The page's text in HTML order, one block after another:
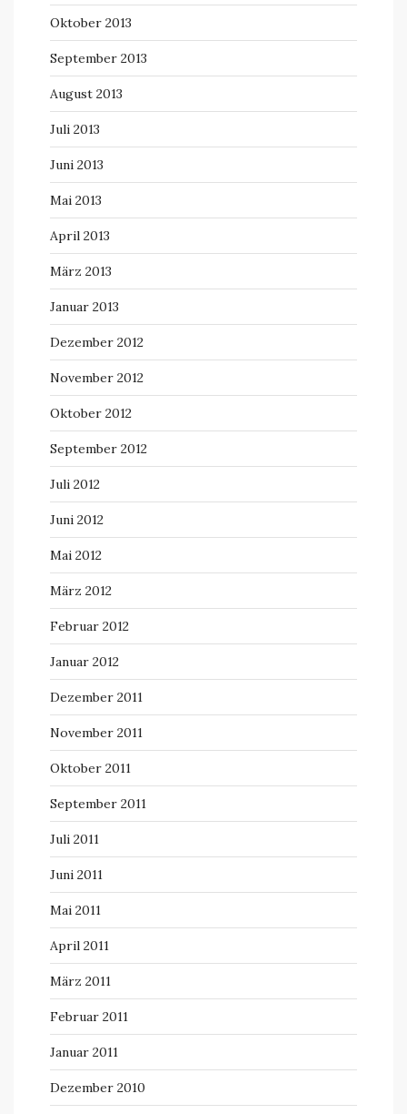
Oktober 2013
September 2013
August 2013
Juli 2013
Juni 2013
Mai 2013
April 2013
März 2013
Januar 2013
Dezember 2012
November 2012
Oktober 2012
September 2012
Juli 2012
Juni 2012
Mai 2012
März 2012
Februar 2012
Januar 2012
Dezember 2011
November 2011
Oktober 2011
September 2011
Juli 2011
Juni 2011
Mai 2011
April 2011
März 2011
Februar 2011
Januar 2011
Dezember 2010